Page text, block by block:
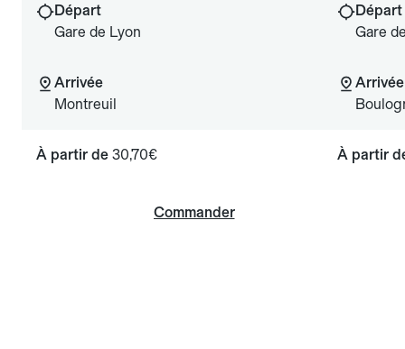
Départ
Gare de Lyon
Arrivée
Montreuil
À partir de 30,70€
Commander
Départ
Gare
Arrivée
À partir